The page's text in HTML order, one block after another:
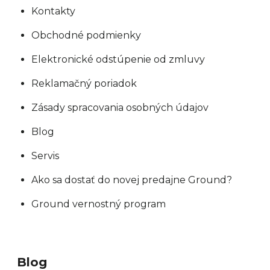
Kontakty
Obchodné podmienky
Elektronické odstúpenie od zmluvy
Reklamačný poriadok
Zásady spracovania osobných údajov
Blog
Servis
Ako sa dostať do novej predajne Ground?
Ground vernostný program
Blog